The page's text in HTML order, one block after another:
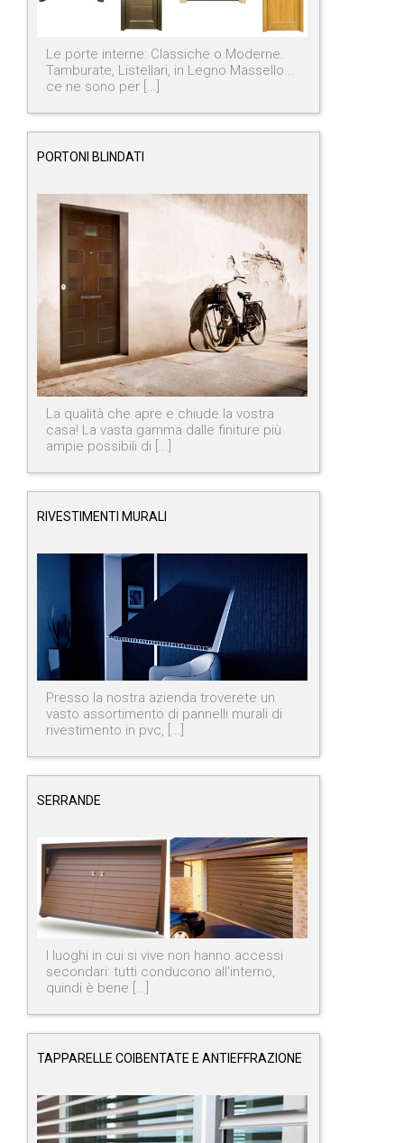
Le porte interne: Classiche o Moderne.
Tamburate, Listellari, in Legno Massello...
ce ne sono per [...]
PORTONI BLINDATI
La qualità che apre e chiude la vostra
casa! La vasta gamma dalle finiture più
ampie possibili di [...]
RIVESTIMENTI MURALI
Presso la nostra azienda troverete un
vasto assortimento di pannelli murali di
rivestimento in pvc, [...]
SERRANDE
I luoghi in cui si vive non hanno accessi
secondari: tutti conducono all'interno,
quindi è bene [...]
TAPPARELLE COIBENTATE E ANTIEFFRAZIONE